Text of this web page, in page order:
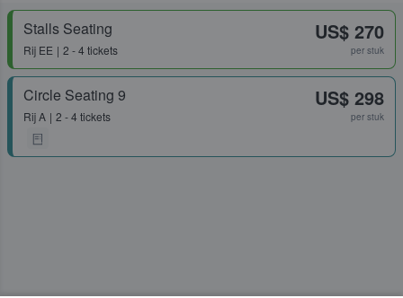
Stalls Seating
Rij EE 2 - 4 tickets
US$ 270
per stuk
Circle Seating 9
RijA 2 - 4 tickets
US$ 298
per stuk